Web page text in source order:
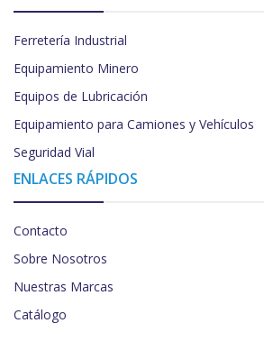
Ferretería Industrial
Equipamiento Minero
Equipos de Lubricación
Equipamiento para Camiones y Vehículos
Seguridad Vial
ENLACES RÁPIDOS
Contacto
Sobre Nosotros
Nuestras Marcas
Catálogo